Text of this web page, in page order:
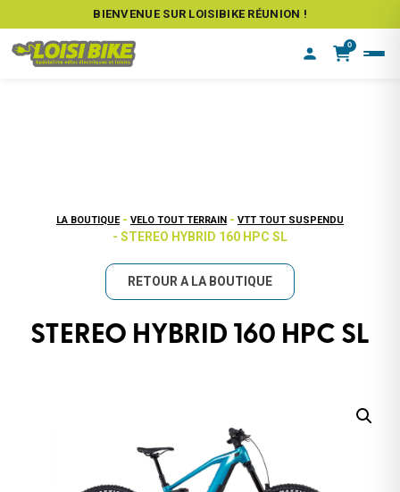
BIENVENUE SUR LOISIBIKE RÉUNION !
0
LA BOUTIQUE - VELO TOUT TERRAIN - VTT TOUT SUSPENDU
- STEREO HYBRID 160 HPC SL
RETOUR A LA BOUTIQUE
STEREO HYBRID 160 HPC SL